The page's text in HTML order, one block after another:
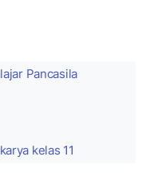
Pancasila
kelas 11